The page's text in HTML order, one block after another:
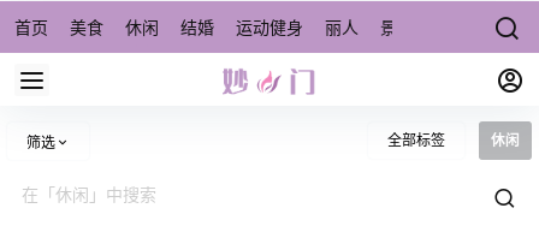
首页 美食 休闲 结婚 运动健身 丽人 景点/周边游 宠物
筛选 全部标签 休闲